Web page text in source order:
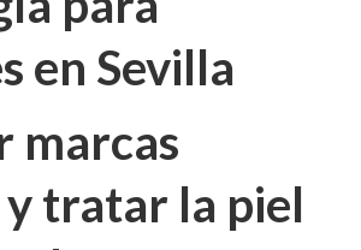
marcas
tratar la piel